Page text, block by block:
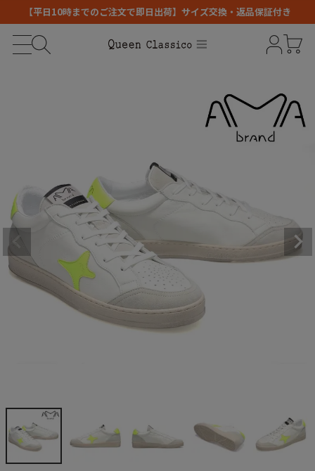
【平日10時までのご注文で即日出荷】サイズ交換・返品保証付き